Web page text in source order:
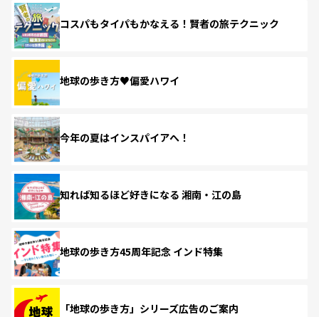
コスパもタイパもかなえる！賢者の旅テクニック
地球の歩き方♥偏愛ハワイ
今年の夏はインスパイアへ！
知れば知るほど好きになる 湘南・江の島
地球の歩き方45周年記念 インド特集
「地球の歩き方」シリーズ広告のご案内